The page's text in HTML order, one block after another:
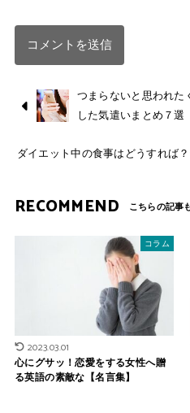
つまらないと思われた
した気遣いまとめ７選
ダイエット中の食事はどうすれば
RECOMMEND
コラム
2023.03.01
心にグサッ！恋愛をする女性へ贈
る英語の素敵な【名言集】